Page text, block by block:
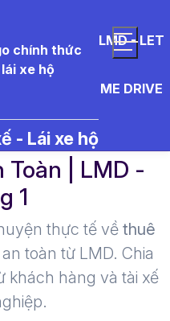
LMD - LET
ME DRIVE
- Lái xe hộ
- Thuê Tài
Toàn | LMD -
1​
thực tế về thuê
an toàn từ LMD. Chia
khách hàng và tài xế